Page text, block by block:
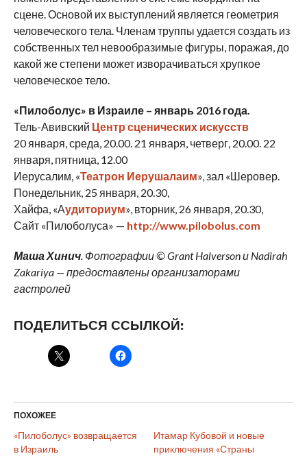
сцене. Основой их выступлений является геометрия
человеческого тела. Членам труппы удается создать из
собственных тел невообразимые фигуры, поражая, до
какой же степени может изворачиваться хрупкое
человеческое тело.
«Пилоболус» в Израиле – январь 2016 года.
Тель-Авивский Центр сценических искусств
20 января, среда, 20.00. 21 января, четверг, 20.00. 22
января, пятница, 12.00
Иерусалим, «Театрон Иерушалаим», зал «Шеровер.
Понедельник, 25 января, 20.30,
Хайфа, «Аудиториум», вторник, 26 января, 20.30,
Сайт «Пилоболуса» — http://www.pilobolus.com
Маша Хинич. Фотографии ©Grant Halverson и Nadirah
Zakariya — предоставлены организаторами
гастролей
ПОДЕЛИТЬСЯ ССЫЛКОЙ:
ПОХОЖЕЕ
«Пилоболус» возвращается
в Израиль
Итамар Кубовой и новые
приключения «Страны